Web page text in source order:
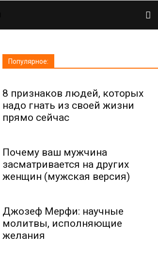
Популярное:
8 признаков людей, которых
надо гнать из своей жизни
прямо сейчас
Почему ваш мужчина
засматривается на других
женщин (мужская версия)
Джозеф Мерфи: научные
молитвы, исполняющие
желания